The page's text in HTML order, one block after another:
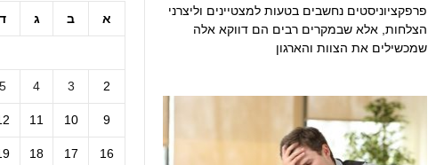
פרפקציוניסטים נחשבים בטעות למצטיינים וליצרני
הצלחות, אלא שבמקרים רבים הם דווקא אלה
שמכשילים את הצוות והארגון
א ב ג ד
2
3
4
5
9
10
11
16
17
18